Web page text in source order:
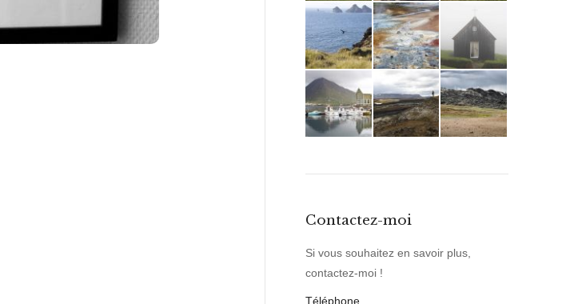
Contactez-moi
Si vous souhaitez en savoir plus,
contactez-moi !
Téléphone